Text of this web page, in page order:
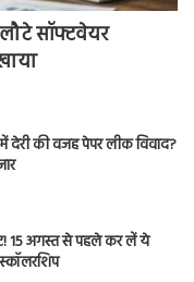
सॉफ्टवेयर
देरी की वजह पेपर लीक विवाद?
15 अगस्त से पहले कर लें ये